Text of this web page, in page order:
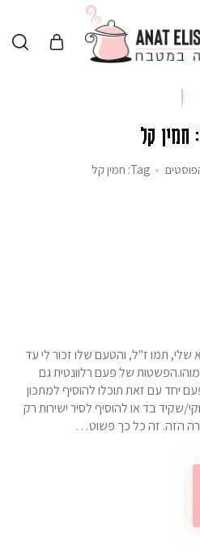
Tag: חמין קל
תמו ז"ל, והטעם שלו זכור לי עד
של פעם רלוונטית גם
יחד עם זאת תוכלו להוסיף למתכון
שקיד בד או להוסיף לסיר ישירות רק
הזה. זה כל כך פשוט…